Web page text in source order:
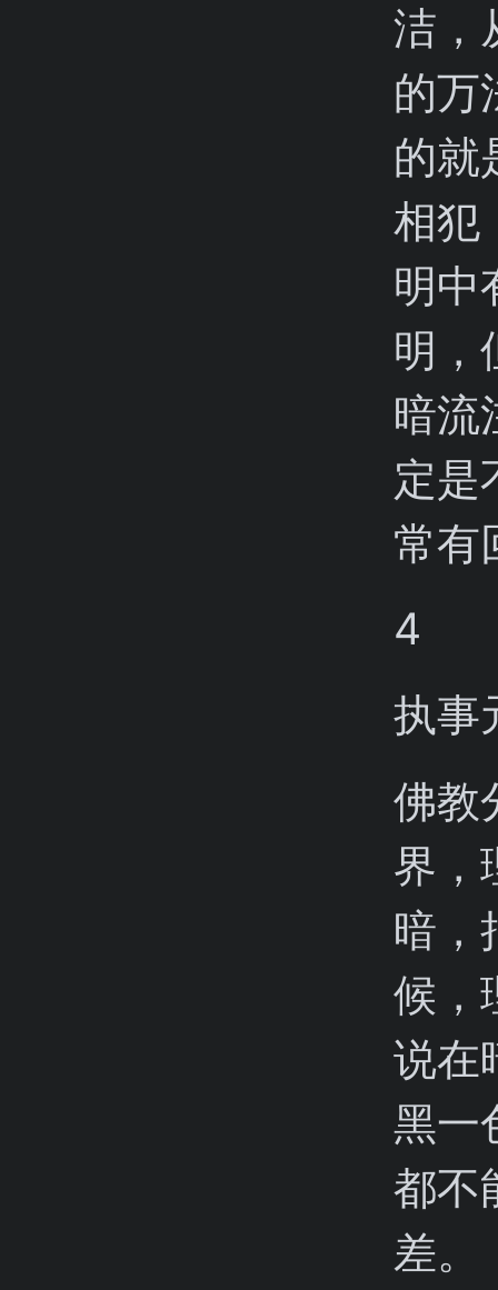
洁，
的万
的就
相犯
明中
明，
暗流
定是
常有
4
执事
佛教
界，
暗，
候，
说在
黑一
都不
差。